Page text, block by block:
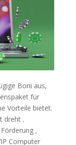
Boni aus,
für
Vorteile bietet.
dreht .
,
Computer